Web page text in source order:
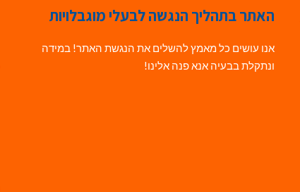
האתר בתהליך הנגשה לבעלי מוגבלויות
אנו עושים כל מאמץ להשלים את הנגשת האתר! במידה
ונתקלת בבעיה אנא פנה אלינו!